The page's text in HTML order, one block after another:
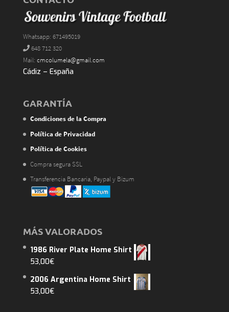
Whatsapp: 671495019
648 712 320
Mail: cmcolumela@gmail.com
Cádiz – España
GARANTÍA
Condiciones de la Compra
Política de Privacidad
Política de Cookies
Compra segura SSL
Transferencia Bancaria, Paypal y Bizum
MÁS VALORADOS
1986 River Plate Home Shirt
53,00€
2006 Argentina Home Shirt
53,00€